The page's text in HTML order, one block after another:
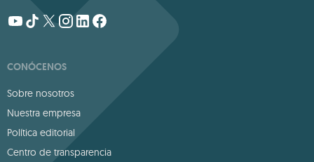
CONÓCENOS
Sobre nosotros
Nuestra empresa
Política editorial
Centro de transparencia